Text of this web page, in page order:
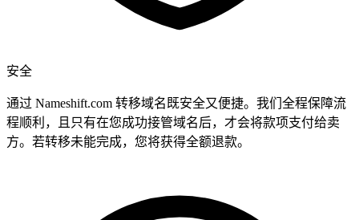
安全
通过 Nameshift.com 转移域名既安全又便捷。我们全程保障流
程顺利，且只有在您成功接管域名后，才会将款项支付给卖
方。若转移未能完成，您将获得全额退款。